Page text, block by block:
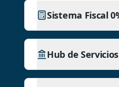
Sistema Fiscal
Hub de